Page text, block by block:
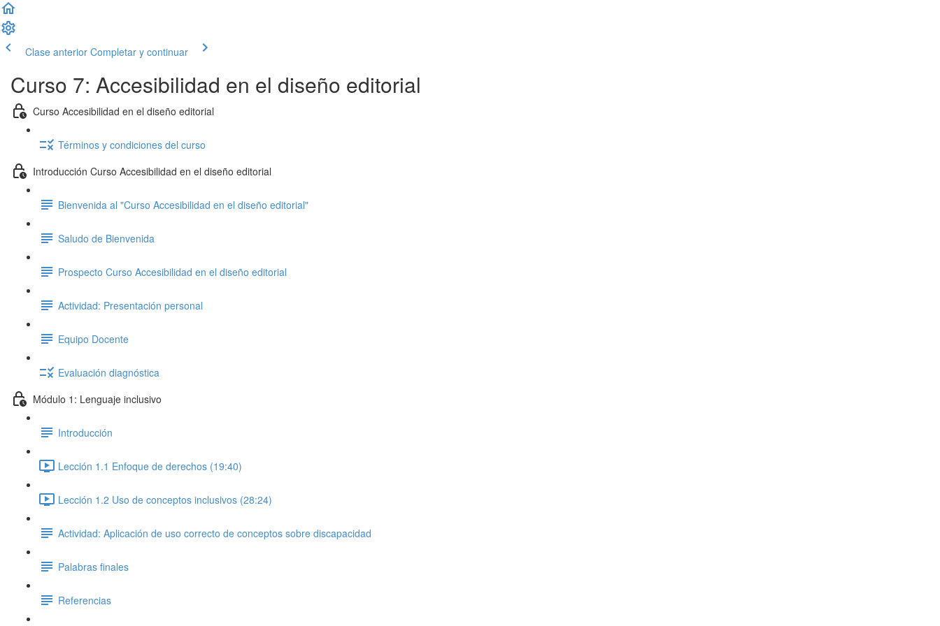
Clase anterior Completar y continuar
Curso 7: Accesibilidad en el diseño editorial
Curso Accesibilidad en el diseño editorial
Términos y condiciones del curso
Introducción Curso Accesibilidad en el diseño editorial
Bienvenida al "Curso Accesibilidad en el diseño editorial"
Saludo de Bienvenida
Prospecto Curso Accesibilidad en el diseño editorial
Actividad: Presentación personal
Equipo Docente
Evaluación diagnóstica
Módulo 1: Lenguaje inclusivo
Introducción
Lección 1.1 Enfoque de derechos (19:40)
Lección 1.2 Uso de conceptos inclusivos (28:24)
Actividad: Aplicación de uso correcto de conceptos sobre discapacidad
Palabras finales
Referencias